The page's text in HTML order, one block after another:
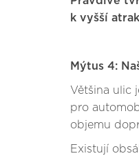
k vyšší
Mýtus 4:
Většina ulic
pro
objemu
Existují